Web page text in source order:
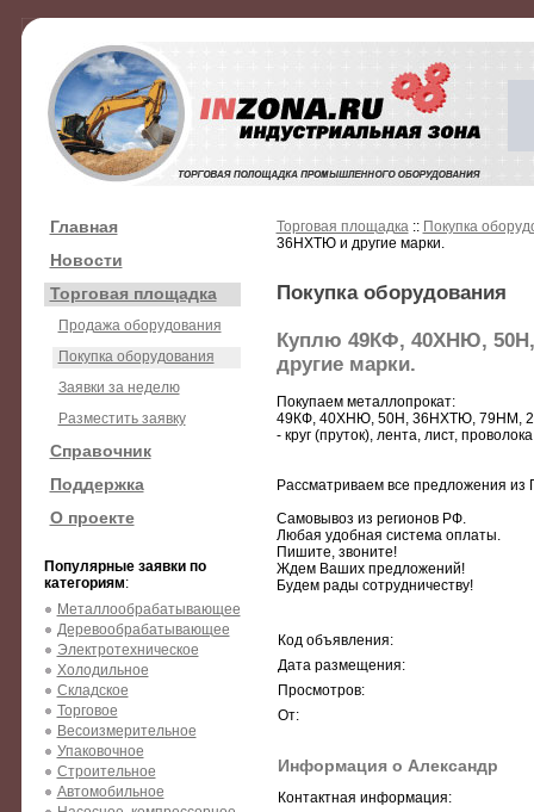
Главная
Новости
Торговая площадка
Продажа оборудования
Покупка оборудования
Заявки за неделю
Разместить заявку
Справочник
Поддержка
О проекте
Популярные заявки по
категориям:
Металлообрабатывающее
Деревообрабатывающее
Электротехническое
Холодильное
Складское
Торговое
Весоизмерительное
Упаковочное
Строительное
Автомобильное
Торговая площадка:: Покупка
36НХТЮ и другие марки.
Покупка оборудования
Куплю 49КФ, 40ХНЮ,
другие марки.
Покупаем металлопрокат:
49КФ, 40ХНЮ, 50Н, 36НХТЮ, 79НМ,
- круг (пруток), лента, лист, проволока
Рассматриваем все предложения из
Самовывоз из регионов РФ.
Любая удобная система оплаты.
Пишите, звоните!
Ждем Ваших предложений!
Будем рады сотрудничеству!
Код объявления:
Дата размещения:
Просмотров:
От:
Информация о Александр
Контактная информация: